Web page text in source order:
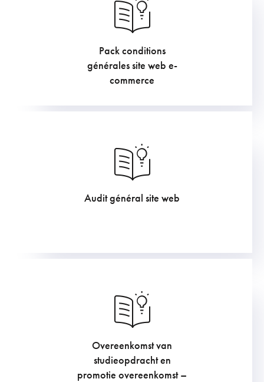
Pack conditions
générales site web e-
commerce
1210€
Audit général site web
907.5 €
Overeenkomst van
studieopdracht en
promotie overeenkomst –
907.5€